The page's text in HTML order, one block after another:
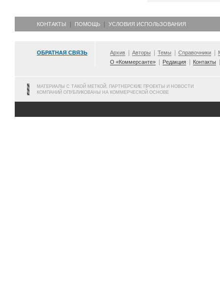
КОНТАКТЫ ПОМОЩЬ УСЛОВИЯ ИСПОЛЬЗОВАНИЯ
ОБРАТНАЯ СВЯЗЬ Архив Авторы Темы Справочники
О «Коммерсанте»
Редакция Контакты
МАТЕРИАЛЫ С ТАКОЙ МЕТКОЙ, ПАРТНЕРСКИЕ ПРОЕКТЫ И НОВОСТИ
КОМПАНИЙ ОПУБЛИКОВАНЫ НА КОММЕРЧЕСКОЙ ОСНОВЕ